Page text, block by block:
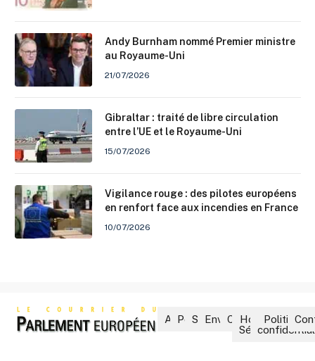
Andy Burnham nommé Premier ministre
au Royaume-Uni
21/07/2026
Gibraltar : traité de libre circulation
entre l’UE et le Royaume-Uni
15/07/2026
Vigilance rouge : des pilotes européens
en renfort face aux incendies en France
10/07/2026
Accueil
Politique
Société
Environnement
CultureHors-
Séries
Politique